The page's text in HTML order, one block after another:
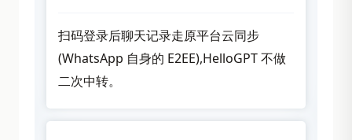
扫码登录后聊天记录走原平台云同步
(WhatsApp 自身的 E2EE),HelloGPT 不做
二次中转。